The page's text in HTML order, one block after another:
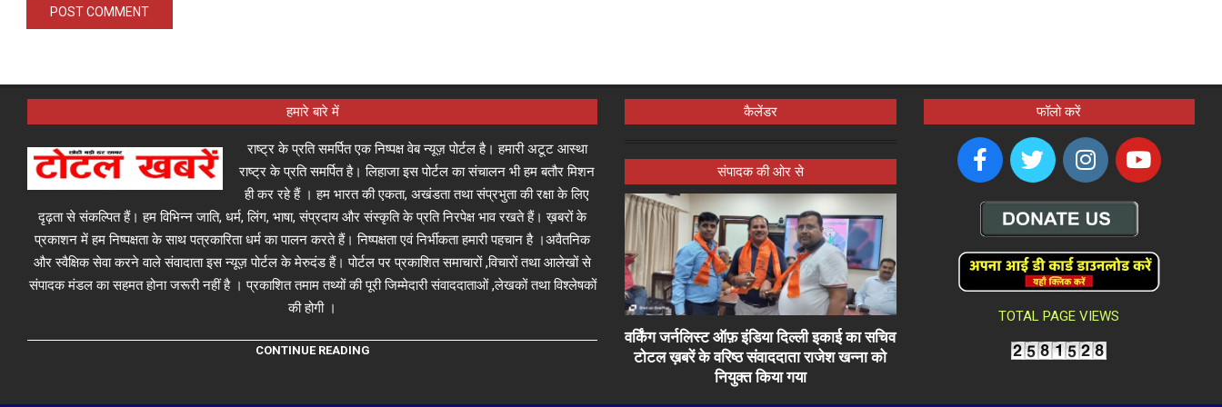
हमारे बारे में
राष्ट्र के प्रति समर्पित एक निष्पक्ष वेब न्यूज़ पोर्टल है। हमारी अटूट आस्था
राष्ट्र के प्रति समर्पित है। लिहाजा इस पोर्टल का संचालन भी हम बतौर मिशन
ही कर रहे हैं । हम भारत की एकता, अखंडता तथा संप्रभुता की रक्षा के लिए
दृढ़ता से संकल्पित हैं। हम विभिन्न जाति, धर्म, लिंग, भाषा, संप्रदाय और संस्कृति के प्रति निरपेक्ष भाव रखते हैं। ख़बरों के
प्रकाशन में हम निष्पक्षता के साथ पत्रकारिता धर्म का पालन करते हैं। निष्पक्षता एवं निर्भीकता हमारी पहचान है ।अवैतनिक
और स्वैक्षिक सेवा करने वाले संवादाता इस न्यूज़ पोर्टल के मेरुदंड हैं। पोर्टल पर प्रकाशित समाचारों ,विचारों तथा आलेखों से
संपादक मंडल का सहमत होना जरूरी नहीं है । प्रकाशित तमाम तथ्यों की पूरी जिम्मेदारी संवाददाताओं ,लेखकों तथा विश्लेषकों
की होगी ।
CONTINUE READING
कैलेंडर
संपादक की ओर से
वर्किंग जर्नलिस्ट ऑफ़ इंडिया दिल्ली इकाई का सचिव
टोटल ख़बरें के वरिष्ठ संवाददाता राजेश खन्ना को
नियुक्त किया गया
फॉलो करें
TOTAL PAGE VIEWS